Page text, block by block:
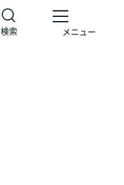
検索 メニュー